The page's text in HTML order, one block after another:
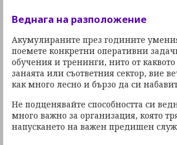
Веднага на разположение
Акумулираните през годините
поемете конкретни оперативни
обучения и тренинги, нито от
занаята или съответния сектор, вие
как много лесно и бързо да си
Не подценявайте способността си
много важно за организация, която
напускането на важен предишен